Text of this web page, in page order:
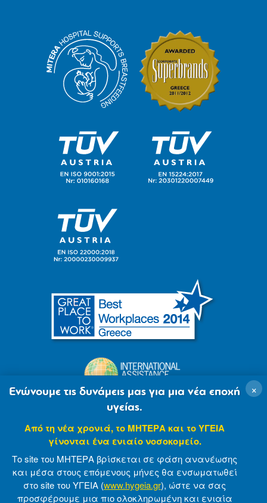
© 2007-2021 MITERA S.A Privacy Policy
×
Ενώνουμε τις δυνάμεις μας για μια νέα εποχή
υγείας.
Από τη νέα χρονιά, το ΜΗΤΕΡΑ και το ΥΓΕΙΑ
γίνονται ένα ενιαίο νοσοκομείο.
Το site του ΜΗΤΕΡΑ βρίσκεται σε φάση ανανέωσης
και μέσα στους επόμενους μήνες θα ενσωματωθεί
στο site του ΥΓΕΙΑ (www.hygeia.gr), ώστε να σας
προσφέρουμε μια πιο ολοκληρωμένη και ενιαία